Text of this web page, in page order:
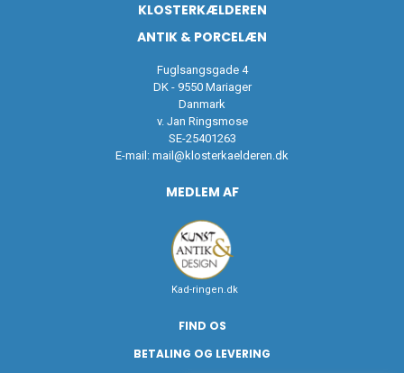
KLOSTERKÆLDEREN
ANTIK & PORCELÆN
Fuglsangsgade 4
DK - 9550 Mariager
Danmark
v. Jan Ringsmose
SE-25401263
E-mail: mail@klosterkaelderen.dk
MEDLEM AF
Kad-ringen.dk
FIND OS
BETALING OG LEVERING